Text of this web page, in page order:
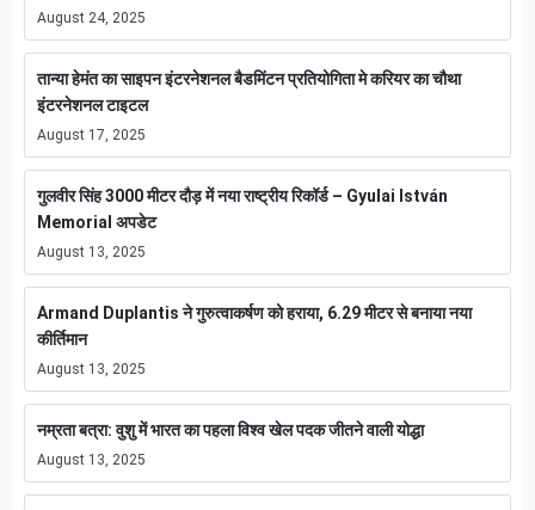
August 24, 2025
तान्या हेमंत का साइपन इंटरनेशनल बैडमिंटन प्रतियोगिता मे करियर का चौथा
इंटरनेशनल टाइटल
August 17, 2025
गुलवीर सिंह 3000 मीटर दौड़ में नया राष्ट्रीय रिकॉर्ड – Gyulai István
Memorial अपडेट
August 13, 2025
Armand Duplantis ने गुरुत्वाकर्षण को हराया, 6.29 मीटर से बनाया नया
कीर्तिमान
August 13, 2025
नम्रता बत्रा: वुशु में भारत का पहला विश्व खेल पदक जीतने वाली योद्धा
August 13, 2025